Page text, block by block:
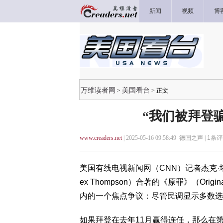
新闻 视频 博
万维读者网 > 美国看台 > 正文
“我们被拜登
www.creaders.net| 2025-05-16 09:58:49 德国之声 | 1条
美国有线电视新闻网（CNN）记者杰克
ex Thompson）合著的《原罪》（
内的一个焦点争议：尽管民调显示多数
如果拜登在去年11月赢得连任，那么在